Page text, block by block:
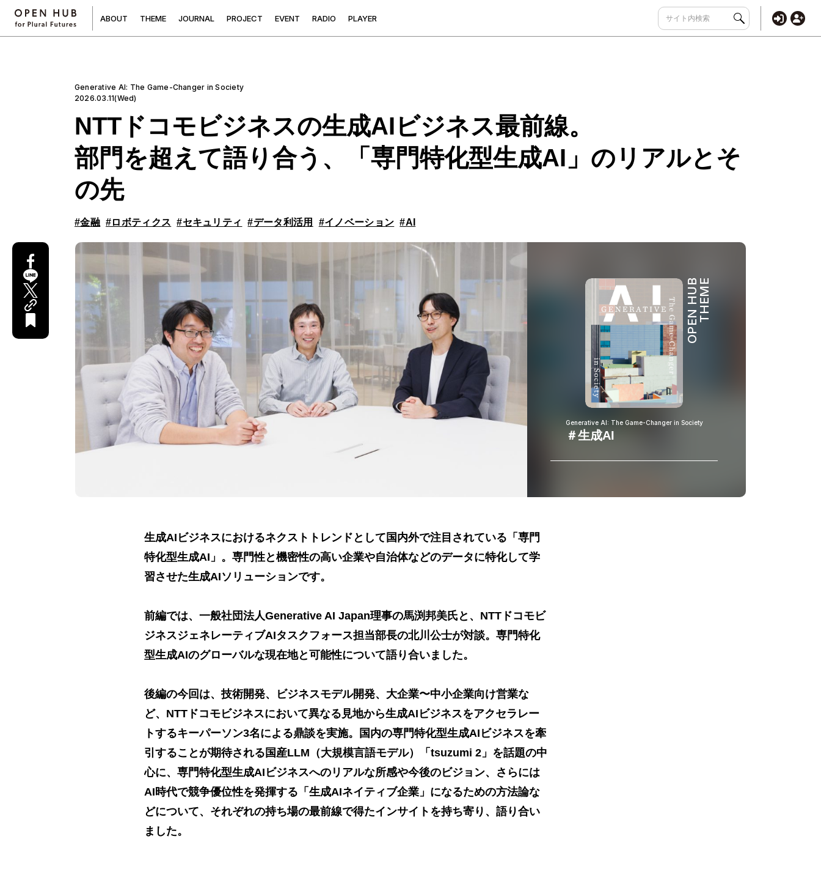
ABOUT THEME JOURNAL PROJECT EVENT RADIO PLAYER
Generative AI: The Game-Changer in Society
2026.03.11(Wed)
NTTドコモビジネスの生成AIビジネス最前線。
部門を超えて語り合う、「専門特化型生成AI」のリアルとそ
の先
#金融 #ロボティクス #セキュリティ #データ利活用 #イノベーション #AI
OPEN HUBTHEME
Generative AI: The Game-Changer in Society
＃生成AI
生成AIビジネスにおけるネクストトレンドとして国内外で注目されている「専門
特化型生成AI」。専門性と機密性の高い企業や自治体などのデータに特化して学
習させた生成AIソリューションです。
前編では、一般社団法人Generative AI Japan理事の馬渕邦美氏と、NTTドコモビ
ジネスジェネレーティブAIタスクフォース担当部長の北川公士が対談。専門特化
型生成AIのグローバルな現在地と可能性について語り合いました。
後編の今回は、技術開発、ビジネスモデル開発、大企業〜中小企業向け営業な
ど、NTTドコモビジネスにおいて異なる見地から生成AIビジネスをアクセラレー
トするキーパーソン3名による鼎談を実施。国内の専門特化型生成AIビジネスを牽
引することが期待される国産LLM（大規模言語モデル）「tsuzumi 2」を話題の中
心に、専門特化型生成AIビジネスへのリアルな所感や今後のビジョン、さらには
AI時代で競争優位性を発揮する「生成AIネイティブ企業」になるための方法論な
どについて、それぞれの持ち場の最前線で得たインサイトを持ち寄り、語り合い
ました。